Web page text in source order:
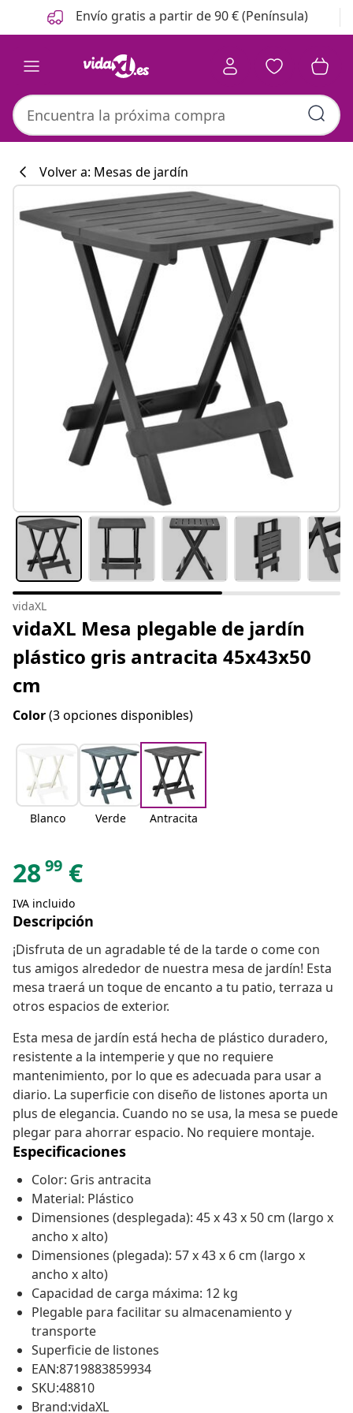
Anterior
Siguiente Envío gratis a partir de 90 € (Península)
#sharemevidaxl
Colección de
Volver a: Mesas de jardín
vidaXL
vidaXL Mesa plegable de jardín
plástico gris antracita 45x43x50
cm
Color(3 opciones disponibles)
Blanco Verde Antracita
2899 €
IVA incluido
Descripción
¡Disfruta de un agradable té de la tarde o come con
tus amigos alrededor de nuestra mesa de jardín! Esta
mesa traerá un toque de encanto a tu patio, terraza u
otros espacios de exterior.
Esta mesa de jardín está hecha de plástico duradero,
resistente a la intemperie y que no requiere
mantenimiento, por lo que es adecuada para usar a
diario. La superficie con diseño de listones aporta un
plus de elegancia. Cuando no se usa, la mesa se puede
plegar para ahorrar espacio. No requiere montaje.
Especificaciones
Color: Gris antracita
Material: Plástico
Dimensiones (desplegada): 45 x 43 x 50 cm (largo x
ancho x alto)
Dimensiones (plegada): 57 x 43 x 6 cm (largo x
ancho x alto)
Capacidad de carga máxima: 12 kg
Plegable para facilitar su almacenamiento y
transporte
Superficie de listones
EAN:8719883859934
SKU:48810
Brand:vidaXL